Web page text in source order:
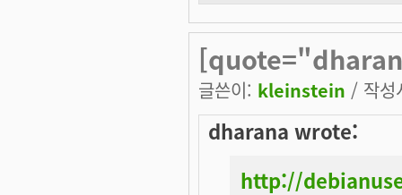
글쓴이: kleinstein / 작
dharana wrote:
http://